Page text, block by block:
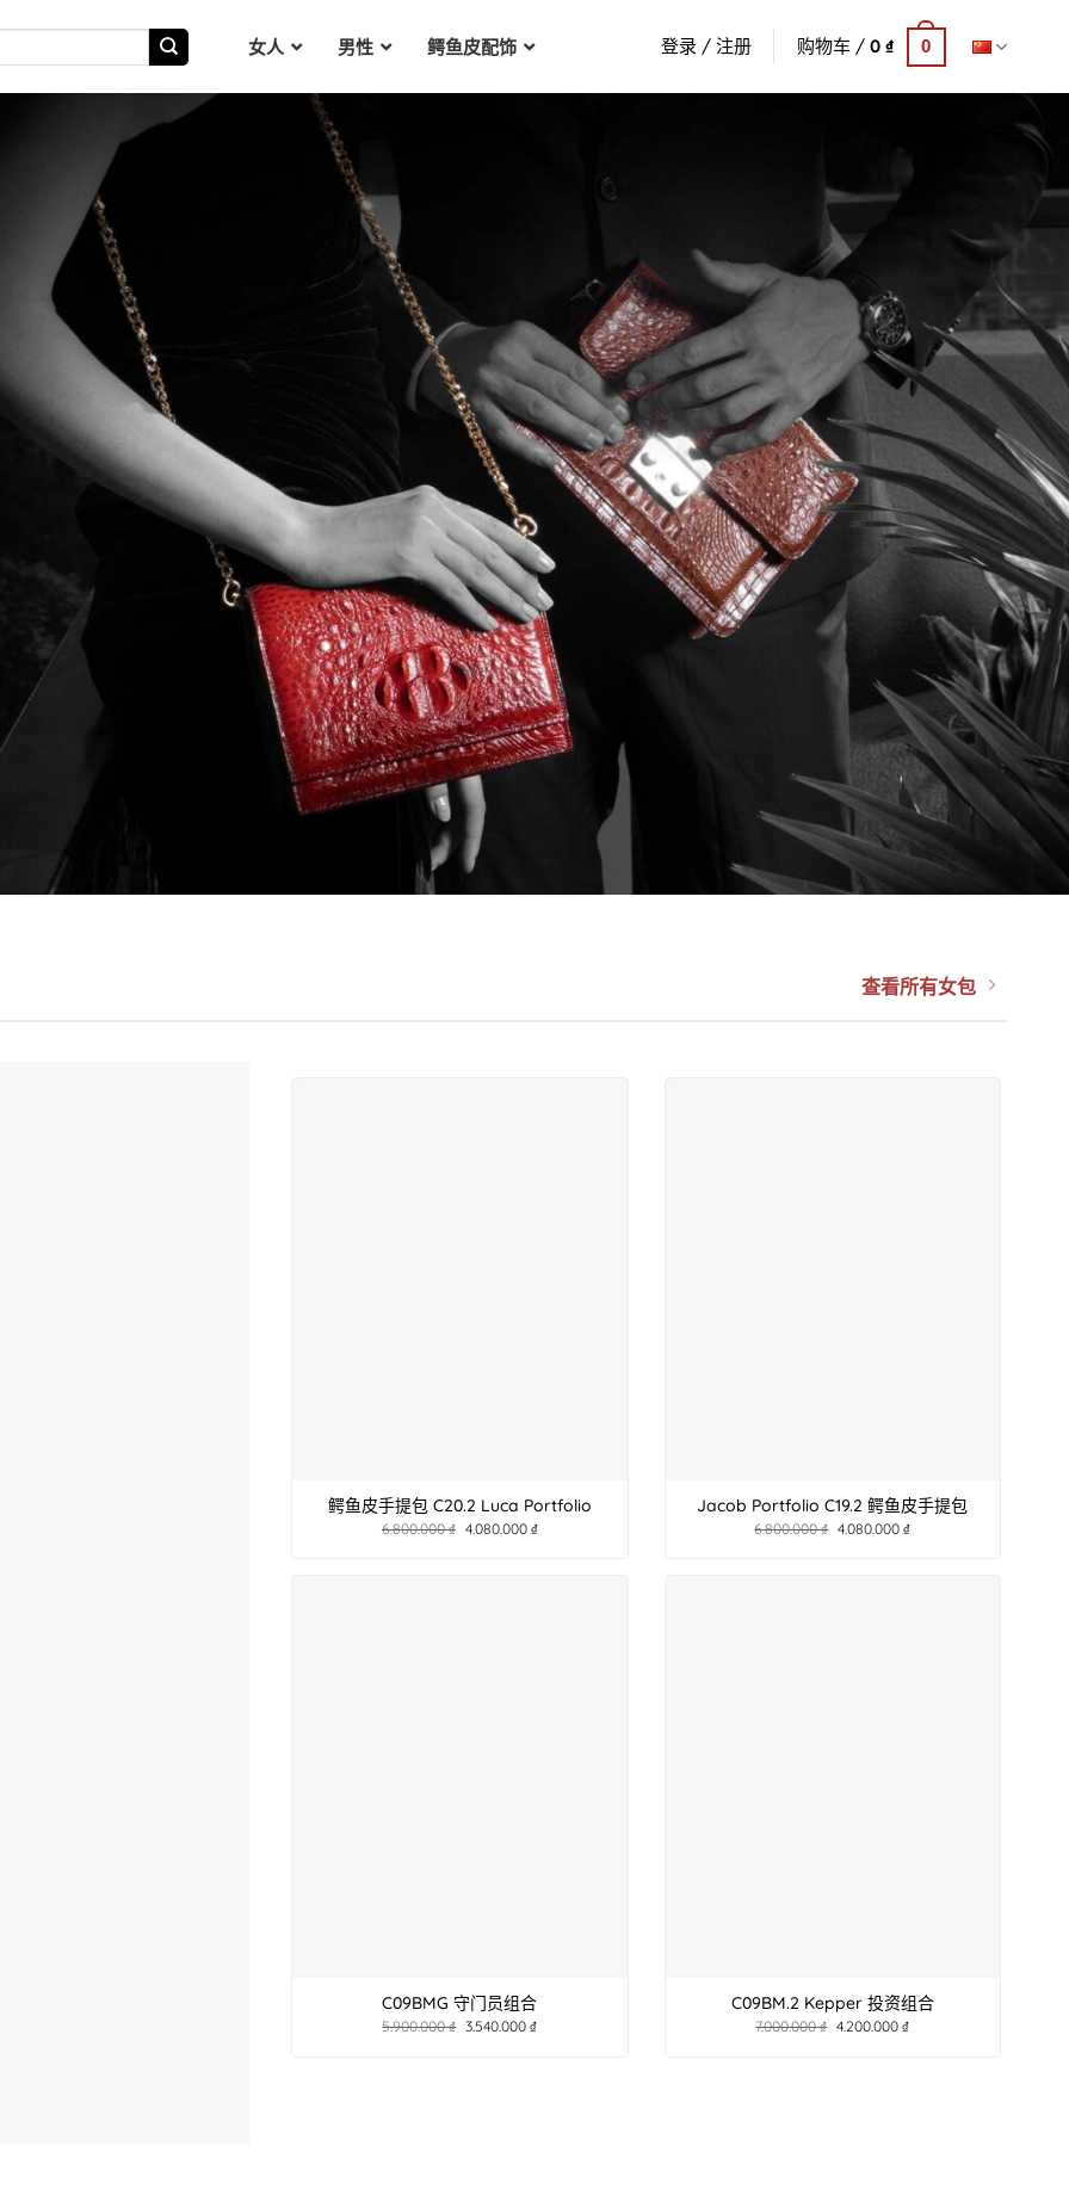
女人 男性 鳄鱼皮配饰 登录 / 注册 购物车 / 0 ₫ 0
查看所有女包
鳄鱼皮手提包 C20.2 Luca Portfolio
6.800.000₫ 4.080.000 ₫
Jacob Portfolio C19.2 鳄鱼皮手提包
6.800.000₫ 4.080.000₫
C09BMG 守门员组合
5.900.000₫ 3.540.000₫
C09BM.2 Kepper 投资组合
7.000.000₫ 4.200.000₫